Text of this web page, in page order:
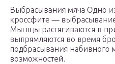
Выбрасывания мяча Одно
кроссфите —
Мышцы растягиваются в
выпрямляются во время
подбрасывания набивного
возможностей.